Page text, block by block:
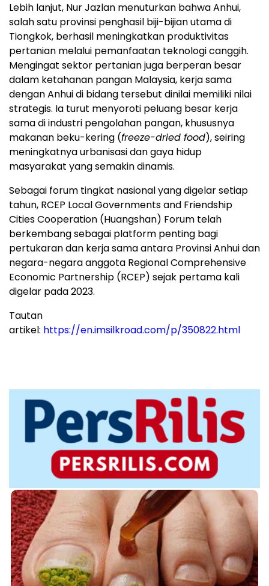
Lebih lanjut, Nur Jazlan menuturkan bahwa Anhui,
salah satu provinsi penghasil biji-bijian utama di
Tiongkok, berhasil meningkatkan produktivitas
pertanian melalui pemanfaatan teknologi canggih.
Mengingat sektor pertanian juga berperan besar
dalam ketahanan pangan Malaysia, kerja sama
dengan Anhui di bidang tersebut dinilai memiliki nilai
strategis. Ia turut menyoroti peluang besar kerja
sama di industri pengolahan pangan, khususnya
makanan beku-kering (freeze-dried food), seiring
meningkatnya urbanisasi dan gaya hidup
masyarakat yang semakin dinamis.
Sebagai forum tingkat nasional yang digelar setiap
tahun, RCEP Local Governments and Friendship
Cities Cooperation (Huangshan) Forum telah
berkembang sebagai platform penting bagi
pertukaran dan kerja sama antara Provinsi Anhui dan
negara-negara anggota Regional Comprehensive
Economic Partnership (RCEP) sejak pertama kali
digelar pada 2023.
Tautan
artikel: https://en.imsilkroad.com/p/350822.html